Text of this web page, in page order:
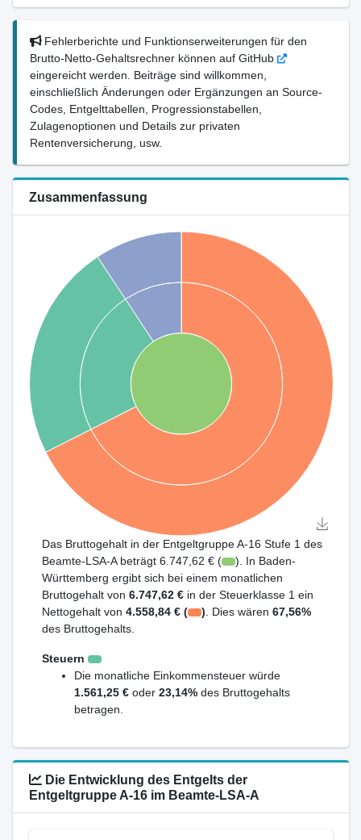
Fehlerberichte und Funktionserweiterungen für den
Brutto-Netto-Gehaltsrechner können auf GitHub
eingereicht werden. Beiträge sind willkommen,
einschließlich Änderungen oder Ergänzungen an Source-
Codes, Entgelttabellen, Progressionstabellen,
Zulagenoptionen und Details zur privaten
Rentenversicherung, usw.
Zusammenfassung
Das Bruttogehalt in der Entgeltgruppe A-16 Stufe 1 des
Beamte-LSA-A beträgt 6.747,62 € (
). In Baden-
Württemberg ergibt sich bei einem monatlichen
Bruttogehalt von 6.747,62 € in der Steuerklasse 1 ein
Nettogehalt von 4.558,84 € ( ) . Dies wären67,56%
des Bruttogehalts.
Steuern
Die monatliche Einkommensteuer würde
1.561,25 € oder 23,14% des Bruttogehalts
betragen.
Die Entwicklung des Entgelts der
Entgeltgruppe A-16 im Beamte-LSA-A